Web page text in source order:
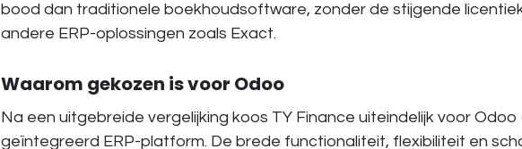
bood dan traditionele boekhoudsoftware, zonder de stijgende
andere ERP-oplossingen zoals Exact.
Waarom gekozen is voor Odoo
Na een uitgebreide vergelijking koos TY Finance uiteindelijk voor Odoo
geïntegreerd ERP-platform. De brede functionaliteit, flexibiliteit en